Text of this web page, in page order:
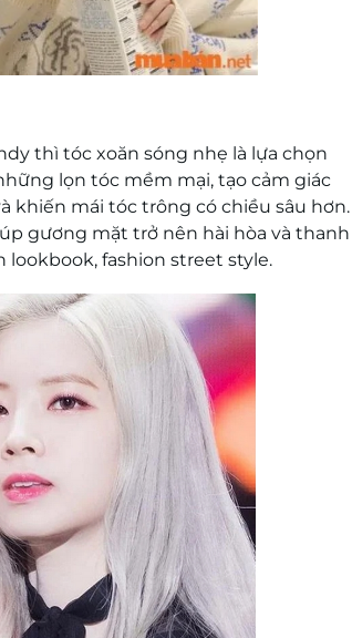
thì tóc xoăn sóng nhẹ là lựa chọn
lọn tóc mềm mại, tạo cảm giác
khiến mái tóc trông có chiều sâu hơn.
gương mặt trở nên hài hòa và thanh
lookbook, fashion street style.